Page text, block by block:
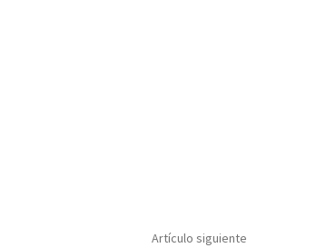
Artículo siguiente